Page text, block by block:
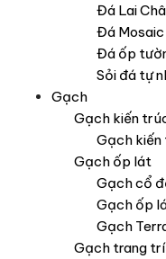
Đá Lai
Đá Mosaic
Đá ốp
Sỏi đá tự
Gạch
Gạch kiến
Gạch kiến
Gạch ốp lát
Gạch cổ
Gạch ốp
Gạch
Gạch trang trí